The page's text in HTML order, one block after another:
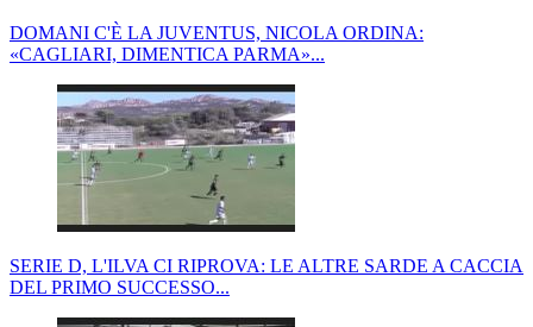
DOMANI C'È LA JUVENTUS, NICOLA ORDINA:
«CAGLIARI, DIMENTICA PARMA»...
SERIE D, L'ILVA CI RIPROVA: LE ALTRE SARDE A CACCIA
DEL PRIMO SUCCESSO...